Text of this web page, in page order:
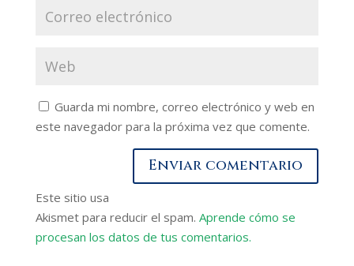
Guarda mi nombre, correo electrónico y web en
este navegador para la próxima vez que comente.
Este sitio usa
Akismet para reducir el spam. Aprende cómo se
procesan los datos de tus comentarios.